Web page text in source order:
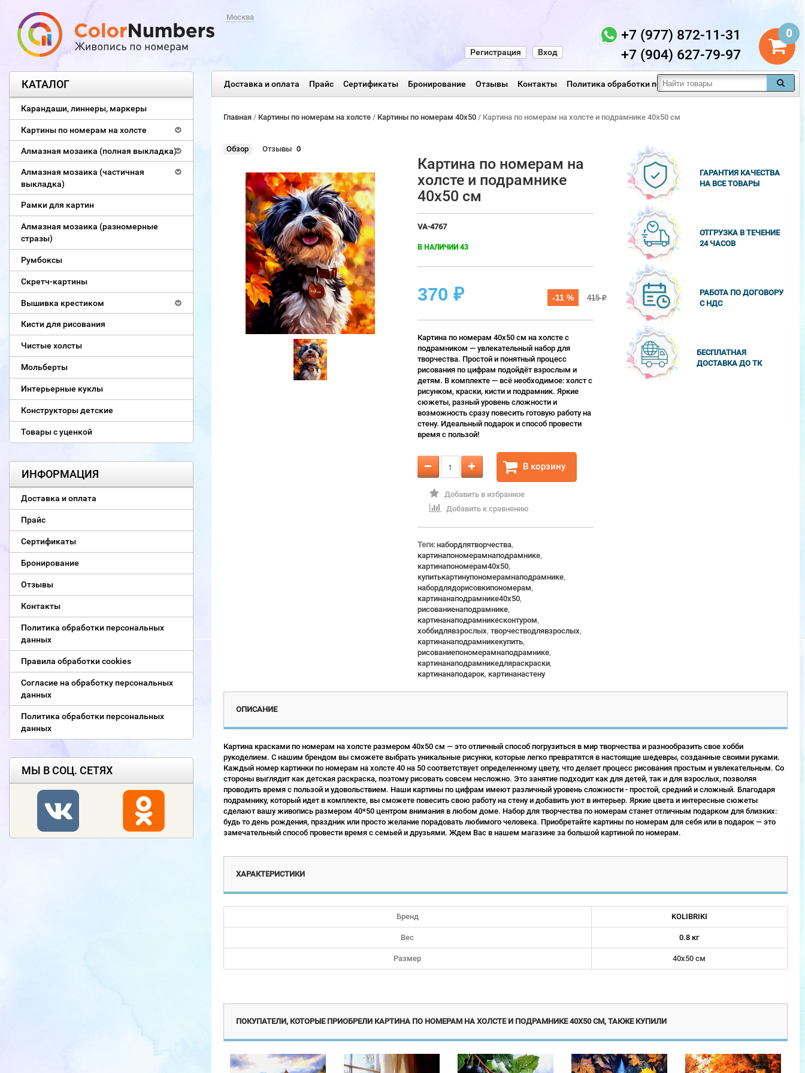
Москва
0
+7 (977) 872-11-31
+7 (904) 627-79-97
Вход
Регистрация
Доставка и оплата Прайс Сертификаты Бронирование Отзывы Контакты Политика обработки персональных данных
КАТАЛОГ
Карандаши, линнеры, маркеры
Картины по номерам на холсте
Алмазная мозаика (полная выкладка)
Алмазная мозаика (частичная
выкладка)
Рамки для картин
Алмазная мозаика (разномерные
стразы)
Румбоксы
Скретч-картины
Вышивка крестиком
Кисти для рисования
Чистые холсты
Мольберты
Интерьерные куклы
Конструкторы детские
Товары с уценкой
ИНФОРМАЦИЯ
Доставка и оплата
Прайс
Сертификаты
Бронирование
Отзывы
Контакты
Политика обработки персональных
данных
Правила обработки cookies
Согласие на обработку персональных
данных
Политика обработки персональных
данных
МЫ В СОЦ. СЕТЯХ
Главная/ Картины по номерам на холсте / Картины по номерам 40х50 / Картина по номерам на холсте и подрамнике 40х50 см
Обзор Отзывы 0
Картина по номерам на
холсте и подрамнике
40х50 см
VA-4767
В НАЛИЧИИ 43
370 ₽ -11 % 415₽
Картина по номерам 40х50 см на холсте с
подрамником — увлекательный набор для
творчества. Простой и понятный процесс
рисования по цифрам подойдёт взрослым и
детям. В комплекте — всё необходимое: холст с
рисунком, краски, кисти и подрамник. Яркие
сюжеты, разный уровень сложности и
возможность сразу повесить готовую работу на
стену. Идеальный подарок и способ провести
время с пользой!
В корзину
Добавить в избранное
Добавить к сравнению
Теги: набордлятворчества,
картинапономерамнаподрамнике,
картинапономерам40x50,
купитькартинупономерамнаподрамнике,
набордлядорисовкипономерам,
картинанаподрамнике40x50,
рисованиенаподрамнике,
картинанаподрамникесконтуром,
хоббидлявзрослых, творчестводлявзрослых,
картинанаподрамникекупить,
рисованиепономерамнаподрамнике,
картинанаподрамникедляраскраски,
картинанаподарок, картинанастену
ГАРАНТИЯ КАЧЕСТВА
НА ВСЕ ТОВАРЫ
ОТГРУЗКА В ТЕЧЕНИЕ
24 ЧАСОВ
РАБОТА ПО ДОГОВОРУ
С НДС
БЕСПЛАТНАЯ
ДОСТАВКА ДО ТК
ОПИСАНИЕ
Картина красками по номерам на холсте размером 40х50 см — это отличный способ погрузиться в мир творчества и разнообразить свое хобби
рукоделием. С нашим брендом вы сможете выбрать уникальные рисунки, которые легко превратятся в настоящие шедевры, созданные своими руками.
Каждый номер картинки по номерам на холсте 40 на 50 соответствует определенному цвету, что делает процесс рисования простым и увлекательным. Со
стороны выглядит как детская раскраска, поэтому рисовать совсем несложно. Это занятие подходит как для детей, так и для взрослых, позволяя
проводить время с пользой и удовольствием. Наши картины по цифрам имеют различный уровень сложности - простой, средний и сложный. Благодаря
подрамнику, который идет в комплекте, вы сможете повесить свою работу на стену и добавить уют в интерьер. Яркие цвета и интересные сюжеты
сделают вашу живопись размером 40*50 центром внимания в любом доме. Набор для творчества по номерам станет отличным подарком для близких:
будь то день рождения, праздник или просто желание порадовать любимого человека. Приобретайте картины по номерам для себя или в подарок — это
замечательный способ провести время с семьей и друзьями. Ждем Вас в нашем магазине за большой картиной по номерам.
ХАРАКТЕРИСТИКИ
Бренд KOLIBRIKI
Вес 0.8 кг
Размер 40х50 см
ПОКУПАТЕЛИ, КОТОРЫЕ ПРИОБРЕЛИ КАРТИНА ПО НОМЕРАМ НА ХОЛСТЕ И ПОДРАМНИКЕ 40Х50 СМ, ТАКЖЕ КУПИЛИ